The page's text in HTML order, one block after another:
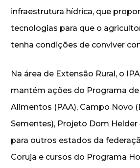
infraestrutura hídrica, que
tecnologias para que o
tenha condições de conviver
Na área de Extensão Rural, o
mantém ações do Programa
Alimentos (PAA), Campo Novo
Sementes), Projeto Dom Helder
para outros estados da
Coruja e cursos do Programa